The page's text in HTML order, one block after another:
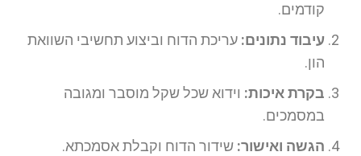
קודמים.
עיבוד נתונים: עריכת הדוח וביצוע תחשיבי השוואת
הון.
בקרת איכות: וידוא שכל שקל מוסבר ומגובה
במסמכים.
הגשה ואישור: שידור הדוח וקבלת אסמכתא.